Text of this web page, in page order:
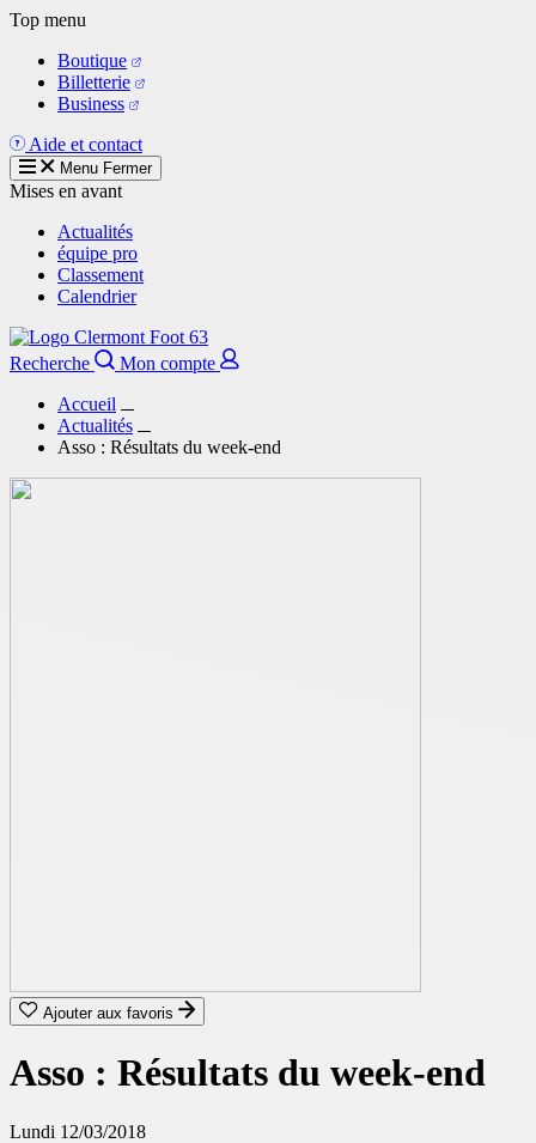
Aller
contenu
principal
Top menu
Boutique
Billetterie
Business
Aide et contact
Menu Fermer
Mises en avant
Actualités
équipe pro
Classement
Calendrier
Recherche
Mon compte
Accueil
Actualités
Asso : Résultats du week-end
Ajouter aux favoris
Asso : Résultats du week-end
Lundi 12/03/2018